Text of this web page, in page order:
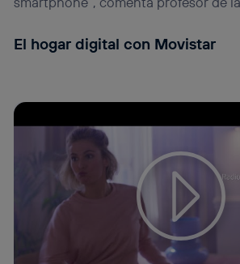
El hogar digital con Movistar
Tu configuración de cookies no permite
este contenido
Configurar cookies